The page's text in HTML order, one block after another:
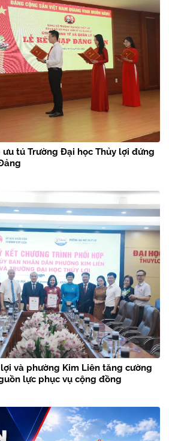
ưu tú Trường Đại học Thủy lợi đứng
và phường Kim Liên tăng cường
lực phục vụ cộng đồng